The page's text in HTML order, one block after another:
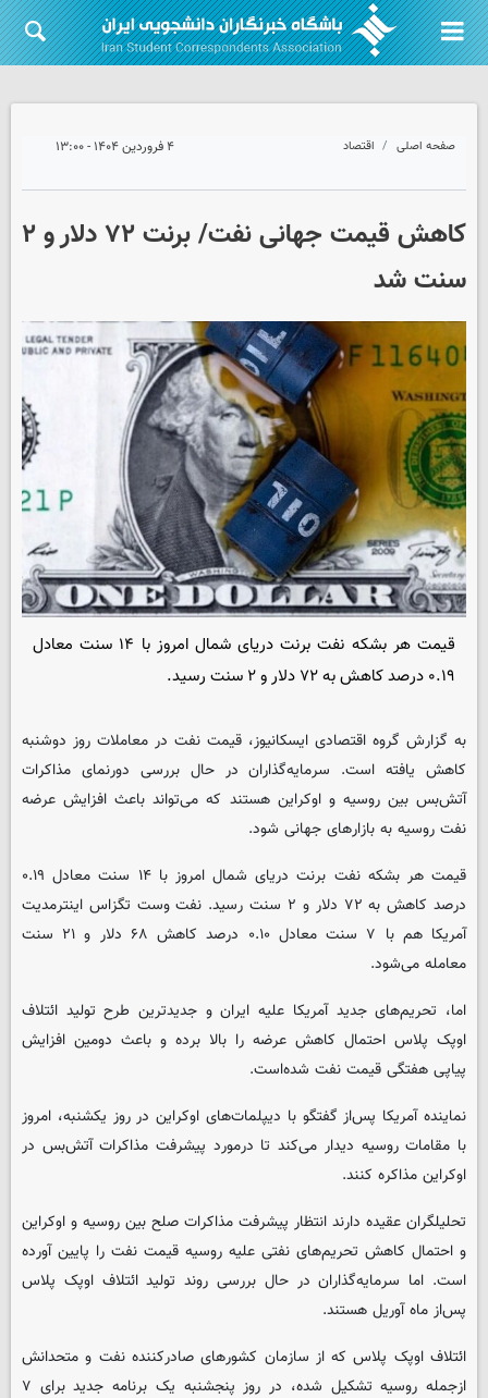
صفحه اصلی اقتصاد ۴ فروردین ۱۴۰۴ - ۱۳:۰۰
کاهش قیمت جهانی نفت/ برنت ۷۲ دلار و ۲
سنت شد
قیمت هر بشکه نفت برنت دریای شمال امروز با ۱۴ سنت معادل
۰.۱۹ درصد کاهش به ۷۲ دلار و ۲ سنت رسید.
به گزارش گروه اقتصادی ایسکانیوز، قیمت نفت در معاملات روز دوشنبه
کاهش یافته است. سرمایه‌گذاران در حال بررسی دورنمای مذاکرات
آتش‌بس بین روسیه و اوکراین هستند که می‌تواند باعث افزایش عرضه
نفت روسیه به بازارهای جهانی شود.
قیمت هر بشکه نفت برنت دریای شمال امروز با ۱۴ سنت معادل ۰.۱۹
درصد کاهش به ۷۲ دلار و ۲ سنت رسید. نفت وست تگزاس اینترمدیت
آمریکا هم با ۷ سنت معادل ۰.۱۰ درصد کاهش ۶۸ دلار و ۲۱ سنت
معامله می‌شود.
اما، تحریم‌های جدید آمریکا علیه ایران و جدیدترین طرح تولید ائتلاف
اوپک پلاس احتمال کاهش عرضه را بالا برده و باعث دومین افزایش
پیاپی هفتگی قیمت نفت شده‌است.
نماینده‌ آمریکا پس‌از گفتگو با دیپلمات‌های اوکراین در روز یکشنبه، امروز
با مقامات روسیه دیدار می‌کند تا درمورد پیشرفت مذاکرات آتش‌بس در
اوکراین مذاکره کنند.
تحلیلگران عقیده دارند انتظار پیشرفت مذاکرات صلح بین روسیه و اوکراین
و احتمال کاهش تحریم‌های نفتی علیه روسیه قیمت نفت را پایین آورده
است. اما سرمایه‌گذاران در حال بررسی روند تولید ائتلاف اوپک پلاس
پس‌از ماه آوریل هستند.
ائتلاف اوپک پلاس که از سازمان کشورهای صادرکننده نفت و متحدانش
ازجمله روسیه تشکیل شده، در روز پنجشنبه یک برنامه جدید برای ۷